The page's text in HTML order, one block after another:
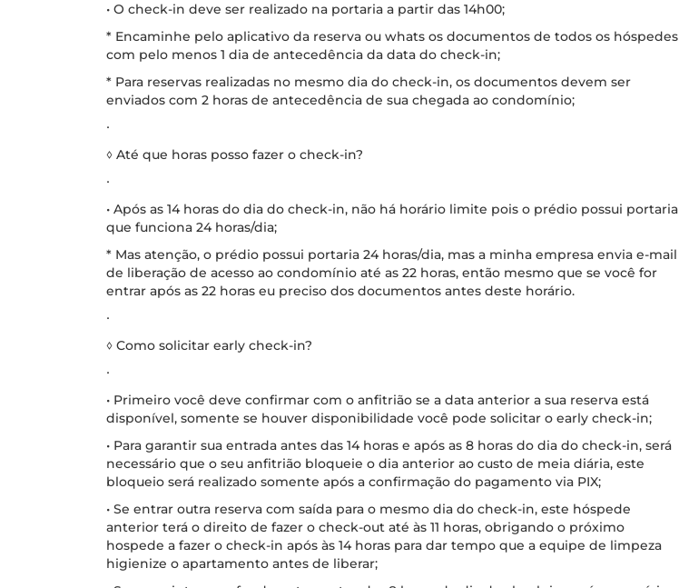
• O check-in deve ser realizado na portaria a partir das 14h00;
* Encaminhe pelo aplicativo da reserva ou whats os documentos de todos os hóspedes
com pelo menos 1 dia de antecedência da data do check-in;
* Para reservas realizadas no mesmo dia do check-in, os documentos devem ser
enviados com 2 horas de antecedência de sua chegada ao condomínio;
∙
◊ Até que horas posso fazer o check-in?
∙
• Após as 14 horas do dia do check-in, não há horário limite pois o prédio possui portaria
que funciona 24 horas/dia;
* Mas atenção, o prédio possui portaria 24 horas/dia, mas a minha empresa envia e-mail
de liberação de acesso ao condomínio até as 22 horas, então mesmo que se você for
entrar após as 22 horas eu preciso dos documentos antes deste horário.
∙
◊ Como solicitar early check-in?
∙
• Primeiro você deve confirmar com o anfitrião se a data anterior a sua reserva está
disponível, somente se houver disponibilidade você pode solicitar o early check-in;
• Para garantir sua entrada antes das 14 horas e após as 8 horas do dia do check-in, será
necessário que o seu anfitrião bloqueie o dia anterior ao custo de meia diária, este
bloqueio será realizado somente após a confirmação do pagamento via PIX;
• Se entrar outra reserva com saída para o mesmo dia do check-in, este hóspede
anterior terá o direito de fazer o check-out até às 11 horas, obrigando o próximo
hospede a fazer o check-in após às 14 horas para dar tempo que a equipe de limpeza
higienize o apartamento antes de liberar;